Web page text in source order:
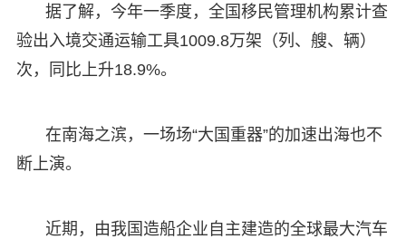
据了解，今年一季度，全国移民管理机构累计查
验出入境交通运输工具1009.8万架（列、艘、辆）
次，同比上升18.9%。
在南海之滨，一场场“大国重器”的加速出海也不
断上演。
近期，由我国造船企业自主建造的全球最大汽车